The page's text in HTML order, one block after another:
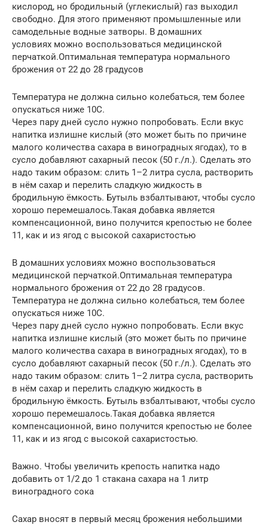
кислород, но бродильный (углекислый) газ выходил
свободно. Для этого применяют промышленные или
самодельные водные затворы. В домашних
условиях можно воспользоваться медицинской
перчаткой.Оптимальная температура нормального
брожения от 22 до 28 градусов
Температура не должна сильно колебаться, тем более
опускаться ниже 10С.
Через пару дней сусло нужно попробовать. Если вкус
напитка излишне кислый (это может быть по причине
малого количества сахара в виноградных ягодах), то в
сусло добавляют сахарный песок (50 г./л.). Сделать это
надо таким образом: слить 1–2 литра сусла, растворить
в нём сахар и перелить сладкую жидкость в
бродильную ёмкость. Бутыль взбалтывают, чтобы сусло
хорошо перемешалось.Такая добавка является
компенсационной, вино получится крепостью не более
11, как и из ягод с высокой сахаристостью
В домашних условиях можно воспользоваться
медицинской перчаткой.Оптимальная температура
нормального брожения от 22 до 28 градусов.
Температура не должна сильно колебаться, тем более
опускаться ниже 10С.
Через пару дней сусло нужно попробовать. Если вкус
напитка излишне кислый (это может быть по причине
малого количества сахара в виноградных ягодах), то в
сусло добавляют сахарный песок (50 г./л.). Сделать это
надо таким образом: слить 1–2 литра сусла, растворить
в нём сахар и перелить сладкую жидкость в
бродильную ёмкость. Бутыль взбалтывают, чтобы сусло
хорошо перемешалось.Такая добавка является
компенсационной, вино получится крепостью не более
11, как и из ягод с высокой сахаристостью.
Важно. Чтобы увеличить крепость напитка надо
добавить от 1/2 до 1 стакана сахара на 1 литр
виноградного сока
Сахар вносят в первый месяц брожения небольшими